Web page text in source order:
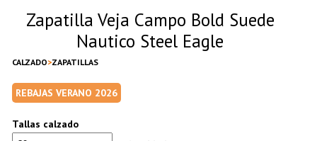
Zapatilla Veja Campo Bold Suede
Nautico Steel Eagle
CALZADO ZAPATILLAS
REBAJAS VERANO 2026
Tallas calzado